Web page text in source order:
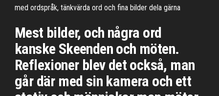
med ordspråk, tänkvärda ord och fina bilder dela gärna
Mest bilder, och några ord
kanske Skeenden och möten.
Reflexioner blev det också, man
går där med sin kamera och ett